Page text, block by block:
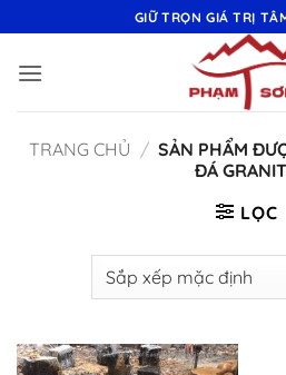
qua
nội
GIỮ TRỌN GIÁ TRỊ
TRANG CHỦ / SẢN PHẨM
ĐÁ
LỌC